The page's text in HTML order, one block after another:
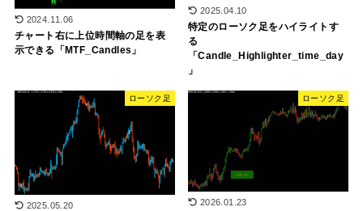
2024.11.06
チャート右に上位時間軸の足を表
示できる「MTF_Candles」
2025.04.10
特定のローソク足をハイライトす
る
「Candle_Highlighter_time_day
」
ローソク足
2025.05.20
ローソク足
2026.01.23